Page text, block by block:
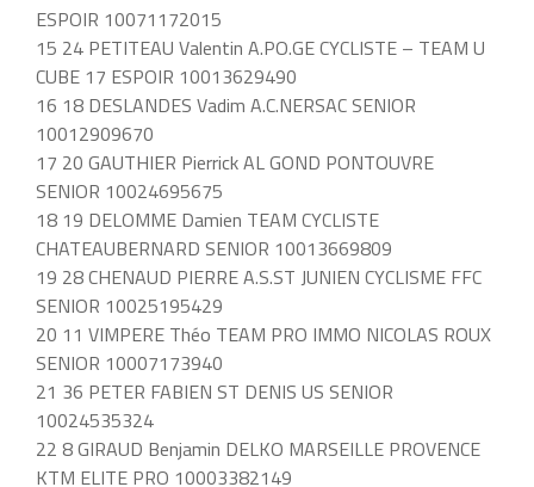
ESPOIR 10071172015
15 24 PETITEAU Valentin A.PO.GE CYCLISTE – TEAM U
CUBE 17 ESPOIR 10013629490
16 18 DESLANDES Vadim A.C.NERSAC SENIOR
10012909670
17 20 GAUTHIER Pierrick AL GOND PONTOUVRE
SENIOR 10024695675
18 19 DELOMME Damien TEAM CYCLISTE
CHATEAUBERNARD SENIOR 10013669809
19 28 CHENAUD PIERRE A.S.ST JUNIEN CYCLISME FFC
SENIOR 10025195429
20 11 VIMPERE Théo TEAM PRO IMMO NICOLAS ROUX
SENIOR 10007173940
21 36 PETER FABIEN ST DENIS US SENIOR
10024535324
22 8 GIRAUD Benjamin DELKO MARSEILLE PROVENCE
KTM ELITE PRO 10003382149